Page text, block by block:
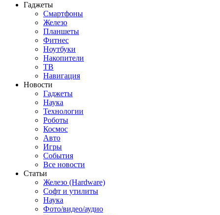
Гаджеты
Смартфоны
Железо
Планшеты
Фитнес
Ноутбуки
Накопители
ТВ
Навигация
Новости
Гаджеты
Наука
Технологии
Роботы
Космос
Авто
Игры
События
Все новости
Статьи
Железо (Hardware)
Софт и утилиты
Наука
Фото/видео/аудио